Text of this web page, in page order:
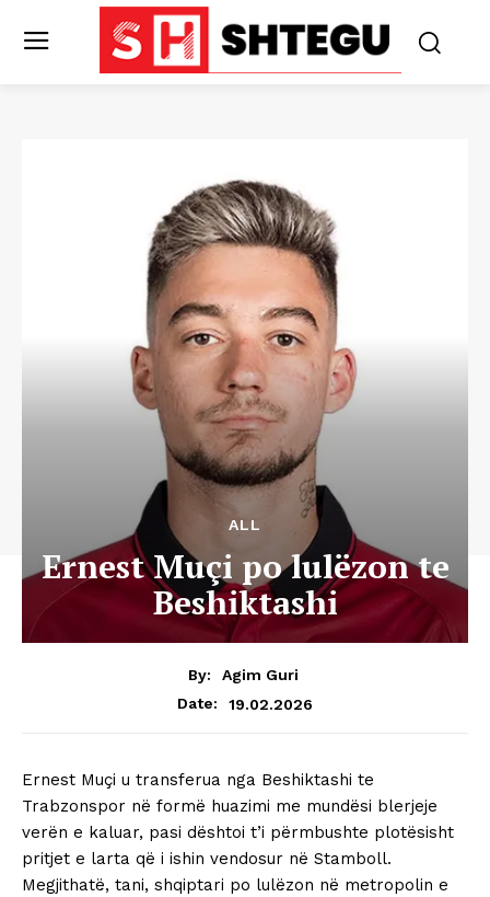
ALL
Ernest Muçi po lulëzon te
Beshiktashi
By:
Agim Guri
Date:
19.02.2026
Ernest Muçi u transferua nga Beshiktashi te
Trabzonspor në formë huazimi me mundësi blerjeje
verën e kaluar, pasi dështoi t’i përmbushte plotësisht
pritjet e larta që i ishin vendosur në Stamboll.
Megjithatë, tani, shqiptari po lulëzon në metropolin e